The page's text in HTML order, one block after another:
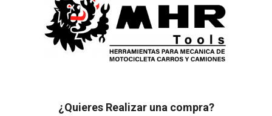
¿Quieres Realizar una compra?